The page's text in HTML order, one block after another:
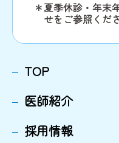
＊夏季休診・年末
せをご参照くだ
TOP
医師紹介
採用情報